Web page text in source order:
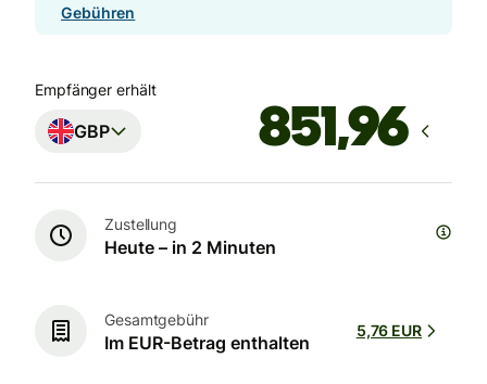
Gebühren
Empfänger erhält
GBP
Zustellung
Heute – in 2 Minuten
Gesamtgebühr
Im EUR-Betrag enthalten
5,76 EUR